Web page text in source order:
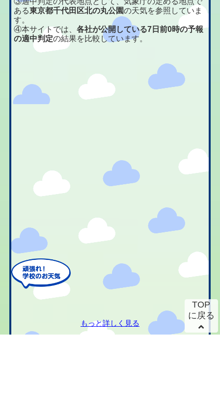
ある東京都千代田区北の丸公園の天気を参照していま
す。
④本サイトでは、各社が公開している7日前0時の予報
の適中判定の結果を比較しています。
もっと詳しく見る
TOP
に戻る